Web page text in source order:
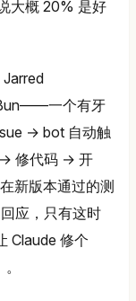
大概 20% 是好
一个有牙
→ bot 自动触
修代码 → 开
新版本通过的测
应，只有这时
Claude 修个